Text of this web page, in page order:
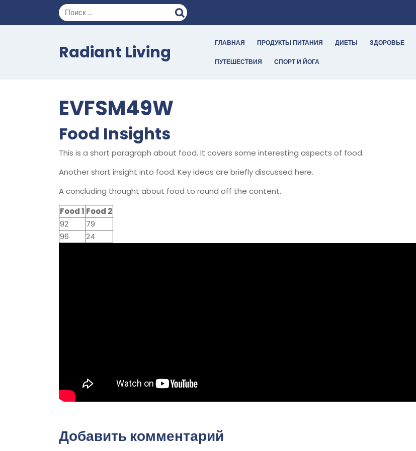
содержимому
Radiant Living ГЛАВНАЯ ПРОДУКТЫ ПИТАНИЯ ДИЕТЫ ЗДОРОВЬЕ
ПУТЕШЕСТВИЯ СПОРТ И ЙОГА
EVFSM49W
Food Insights
This is a short paragraph about food. It covers some interesting aspects of food.
Another short insight into food. Key ideas are briefly discussed here.
A concluding thought about food to round off the content.
Food 1 Food 2
92
79
96
24
Добавить комментарий